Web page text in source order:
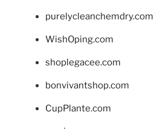
purelycleanchemdry.com
WishOping.com
shoplegacee.com
bonvivantshop.com
CupPlante.com